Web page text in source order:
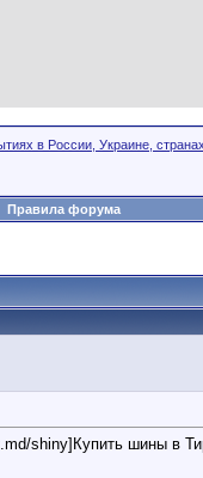
в России, Украине,
Правила форума
shiny]Купить шины в